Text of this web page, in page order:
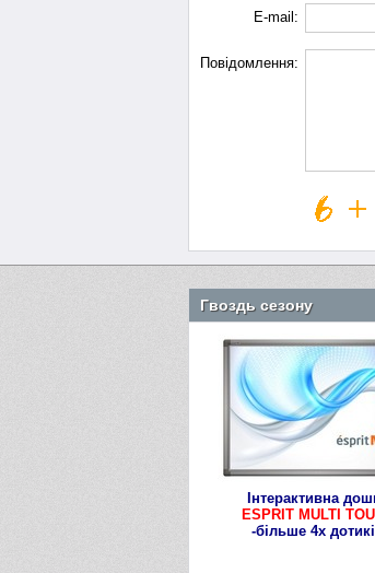
E-mail:
Повідомлення:
Гвоздь сезону
Інтерактивна
ESPRIT MULTI
-більше 4х